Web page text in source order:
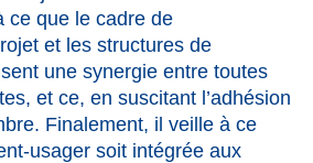
ce que le cadre de
et les structures de
une synergie entre toutes
et ce, en suscitant l’adhésion
Finalement, il veille à ce
usager soit intégrée aux